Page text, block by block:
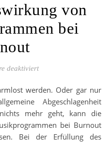
von
bei
deaktiviertfür Positive
Abgeschlagenheit
mehr geht, kann die
bei Burnout
Bei der Erfüllung des